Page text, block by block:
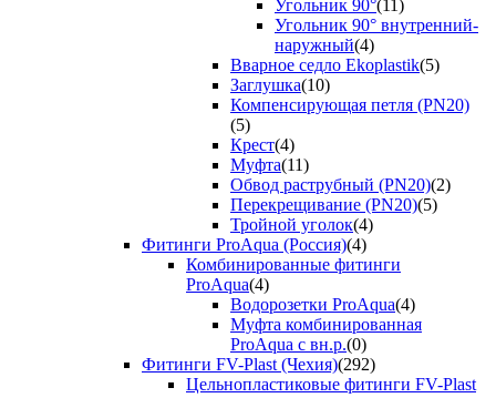
Угольник 90°(11)
Угольник 90° внутренний-
наружный(4)
Вварное седло Ekoplastik(5)
Заглушка(10)
Компенсирующая петля (PN20)
(5)
Крест(4)
Муфта(11)
Обвод раструбный (PN20)(2)
Перекрещивание (PN20)(5)
Тройной уголок(4)
Фитинги ProAqua (Россия)(4)
Комбинированные фитинги
ProAqua(4)
Водорозетки ProAqua(4)
Муфта комбинированная
ProAqua с вн.р.(0)
Фитинги FV-Plast (Чехия)(292)
Цельнопластиковые фитинги FV-Plast